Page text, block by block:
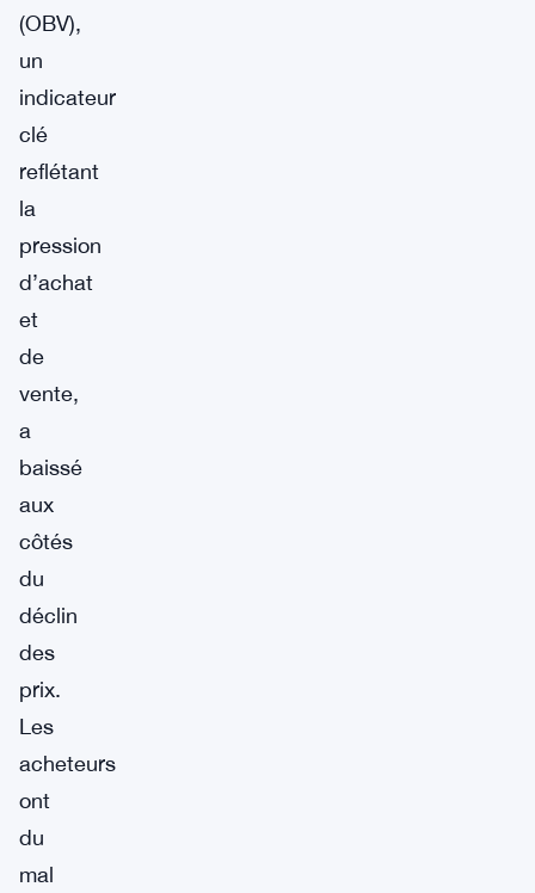
(OBV),
un
indicateur
clé
reflétant
la
pression
d’achat
et
de
vente,
a
baissé
aux
côtés
du
déclin
des
prix.
Les
acheteurs
ont
du
mal